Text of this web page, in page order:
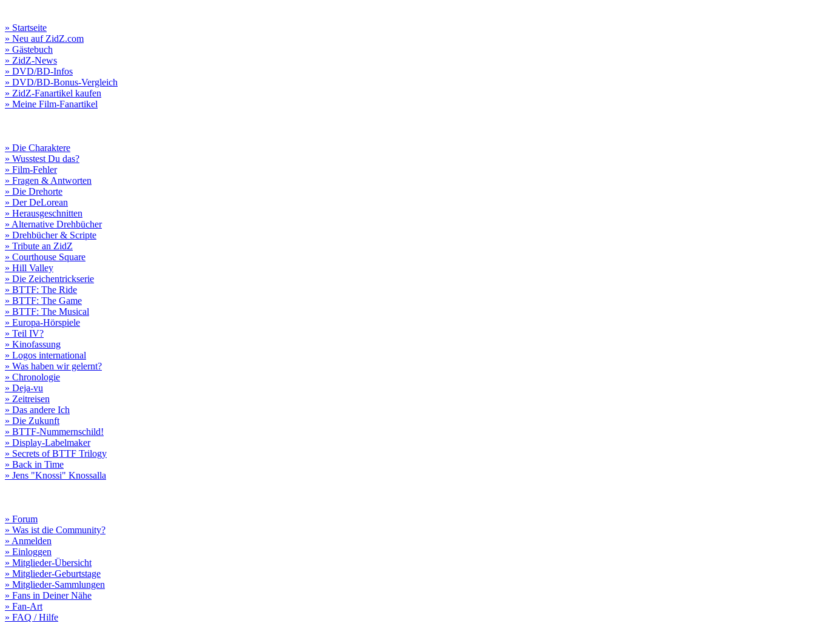
» Startseite
» Neu auf ZidZ.com
» Gästebuch
» ZidZ-News
» DVD/BD-Infos
» DVD/BD-Bonus-Vergleich
» ZidZ-Fanartikel kaufen
» Meine Film-Fanartikel
» Die Charaktere
» Wusstest Du das?
» Film-Fehler
» Fragen & Antworten
» Die Drehorte
» Der DeLorean
» Herausgeschnitten
» Alternative Drehbücher
» Drehbücher & Scripte
» Tribute an ZidZ
» Courthouse Square
» Hill Valley
» Die Zeichentrickserie
» BTTF: The Ride
» BTTF: The Game
» BTTF: The Musical
» Europa-Hörspiele
» Teil IV?
» Kinofassung
» Logos international
» Was haben wir gelernt?
» Chronologie
» Deja-vu
» Zeitreisen
» Das andere Ich
» Die Zukunft
» BTTF-Nummernschild!
» Display-Labelmaker
» Secrets of BTTF Trilogy
» Back in Time
» Jens "Knossi" Knossalla
» Forum
» Was ist die Community?
» Anmelden
» Einloggen
» Mitglieder-Übersicht
» Mitglieder-Geburtstage
» Mitglieder-Sammlungen
» Fans in Deiner Nähe
» Fan-Art
» FAQ / Hilfe